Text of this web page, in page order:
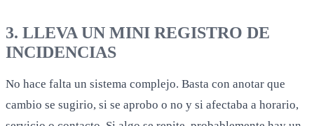
3. LLEVA UN MINI REGISTRO DE
INCIDENCIAS
No hace falta un sistema complejo. Basta con anotar que
cambio se sugirio, si se aprobo o no y si afectaba a horario,